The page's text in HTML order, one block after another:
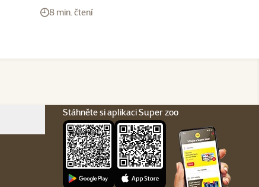
8 min. čtení
Stáhněte si aplikaci Super zoo